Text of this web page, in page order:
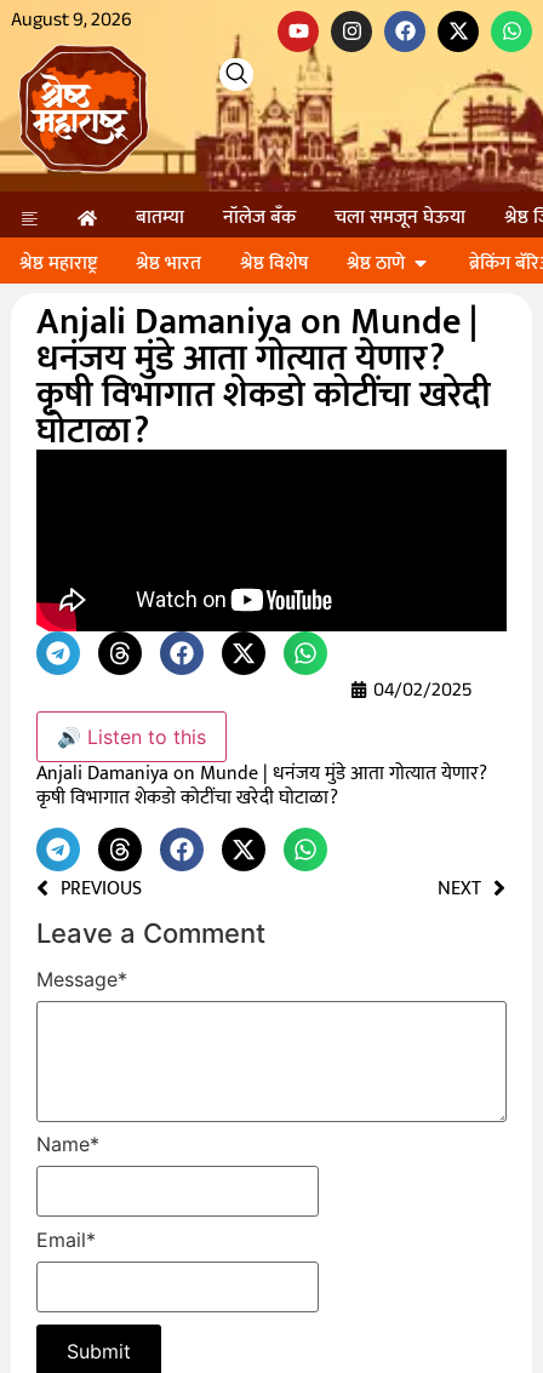
August 9, 2026
बातम्या नॉलेज बॅंक चला समजून घेऊया
श्रेष्ठ
श्रेष्ठ महाराष्ट्र
श्रेष्ठ भारत श्रेष्ठ विशेष श्रेष्ठ ठाणे ब्रेकिंग
Anjali Damaniya on Munde |
धनंजय मुंडे आता गोत्यात येणार?
कृषी विभागात शेकडो कोटींचा खरेदी
घोटाळा?
04/02/2025
🔊 Listen to this
Anjali Damaniya on Munde | धनंजय मुंडे आता गोत्यात येणार?
कृषी विभागात शेकडो कोटींचा खरेदी घोटाळा?
PREVIOUS NEXT
Leave a Comment
Message*
Name*
Email*